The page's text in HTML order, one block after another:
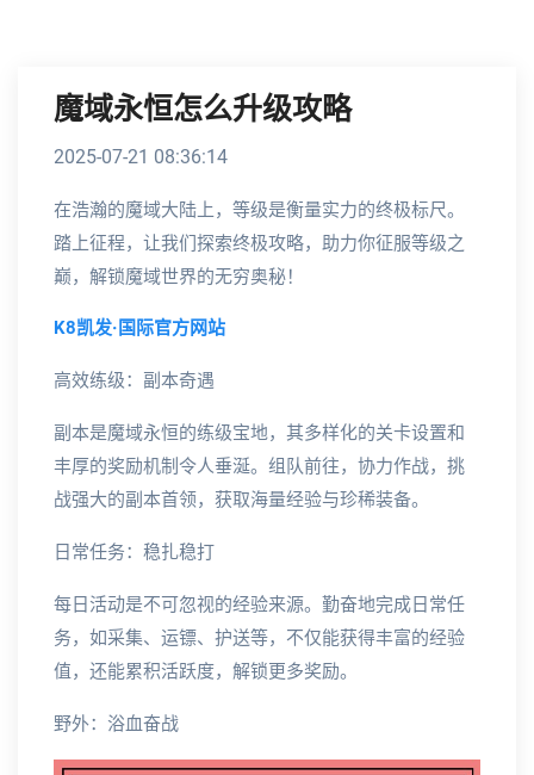
魔域永恒怎么升级攻略
2025-07-21 08:36:14
在浩瀚的魔域大陆上，等级是衡量实力的终极标尺。
踏上征程，让我们探索终极攻略，助力你征服等级之
巅，解锁魔域世界的无穷奥秘！
K8凯发·国际官方网站
高效练级：副本奇遇
副本是魔域永恒的练级宝地，其多样化的关卡设置和
丰厚的奖励机制令人垂涎。组队前往，协力作战，挑
战强大的副本首领，获取海量经验与珍稀装备。
日常任务：稳扎稳打
每日活动是不可忽视的经验来源。勤奋地完成日常任
务，如采集、运镖、护送等，不仅能获得丰富的经验
值，还能累积活跃度，解锁更多奖励。
野外：浴血奋战